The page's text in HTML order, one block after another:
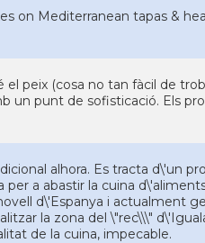
on Mediterranean tapas &
peix (cosa no tan fàcil de
un punt de sofisticació. Els
alhora. Es tracta d\'un
a abastir la cuina
d\'Espanya i actualment
la zona del \"rec\\\"
de la cuina, impecable.